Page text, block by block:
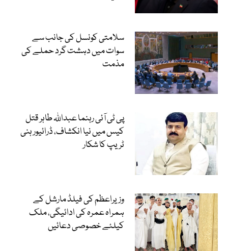
سلامتی کونسل کی جانب سے
سوات میں دہشت گرد حملے کی
مذمت
پی ٹی آئی رہنما عبداللہ طاہر قتل
کیس میں نیا انکشاف، ڈرائیور ہنی
ٹریپ کا شکار
وزیراعظم کی فیلڈ مارشل کے
ہمراہ عمرہ کی ادائیگی، ملک
کیلئے خصوصی دعائیں